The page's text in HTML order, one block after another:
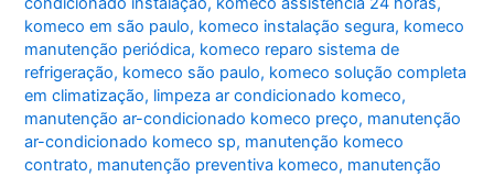
komeco em são paulo, komeco instalação segura, komeco
manutenção periódica, komeco reparo sistema de
refrigeração, komeco são paulo, komeco solução completa
em climatização, limpeza ar condicionado komeco,
manutenção ar-condicionado komeco preço, manutenção
ar-condicionado komeco sp, manutenção komeco
contrato, manutenção preventiva komeco, manutenção